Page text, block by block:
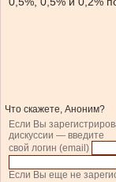
Что скажете, Аноним?
Если Вы
дискуссии — введите
свой логин (email)
Если Вы еще не